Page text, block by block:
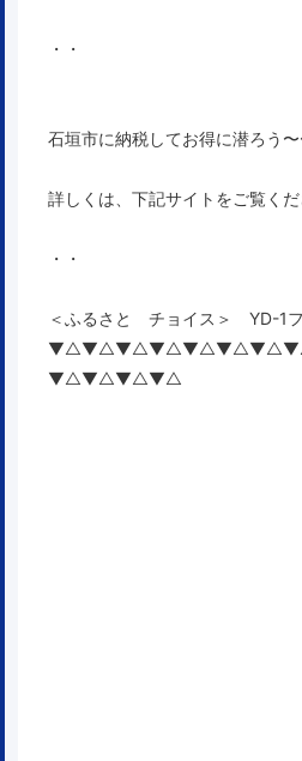
・・
石垣市に納税してお得に潜ろう〜
詳しくは、下記サイトをご覧くだ
・・
＜ふるさと チョイス＞ YD-1
▼△▼△▼△▼△